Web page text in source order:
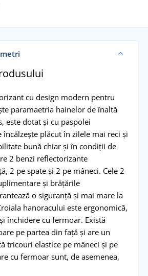
cu design modern pentru
paramaetria hainelor de înaltă
este dotat și cu paspolei
încălzește plăcut în zilele mai reci și
bună chiar și în condiții de
2 benzi reflectorizante
2 pe spate și 2 pe mâneci. Cele 2
și brățările
o siguranță și mai mare la
hanoracului este ergonomică,
închidere cu fermoar. Există
pe partea din față și are un
tricouri elastice pe mâneci și pe
cu fermoar sunt, de asemenea,